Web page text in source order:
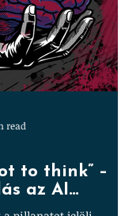
to think” –
az AI
read